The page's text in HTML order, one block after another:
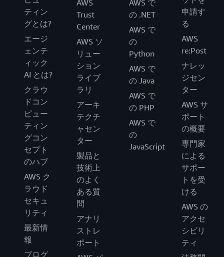
ティン
グとは?
エージ
ェンテ
ィック
AI とは?
クラウ
ドコン
ピュー
ティン
グコン
セプト
のハブ
AWS ク
ラウド
セキュ
リティ
最新情
報
ブログ
AWS
Trust
Center
AWS ソ
リュー
ション
ライブ
ラリ
アーキ
テクチ
ャセン
ター
製品と
技術上
のよく
ある質
問
アナリ
ストレ
ポート
AWS で
の .NET
AWS で
の
Python
AWS で
の Java
AWS で
の PHP
AWS で
の
JavaScript
申請す
る
AWS
re:Post
ナレッ
ジセン
ター
AWS サ
ポート
の概要
専門家
による
サポー
トを受
ける
AWS の
アクセ
シビリ
ティ